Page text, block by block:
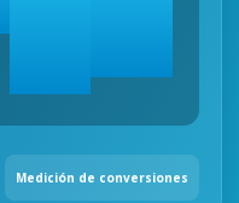
Medición de conversiones